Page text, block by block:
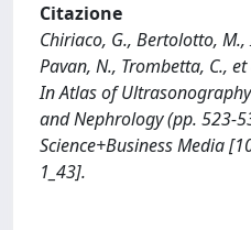
Citazione
Chiriaco, G., Bertolotto,
Pavan, N., Trombetta, C.,
In Atlas of
and Nephrology (pp. 523-
Science+Business Media
1_43].